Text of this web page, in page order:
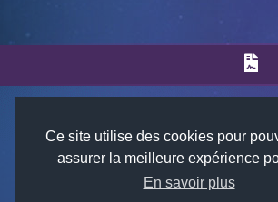
Ce site utilise des cookies pour
assurer la meilleure expérience
En savoir plus